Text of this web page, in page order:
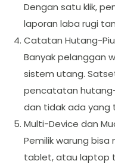
Dengan satu klik,
laporan laba rugi
Catatan Hutang-
Banyak pelanggan
sistem utang.
pencatatan
dan tidak ada yang
Multi-Device dan
Pemilik warung bisa
tablet, atau laptop